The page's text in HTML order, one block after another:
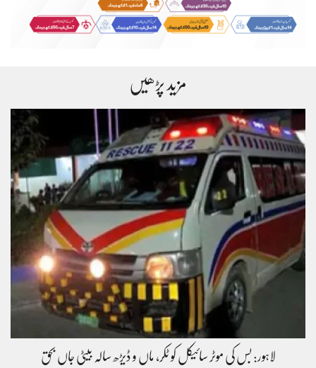
مزید پڑھیں
لاہور: بس کی موٹر سائیکل کو ٹکر، ماں و ڈیڑھ سالہ بیٹی جاں بحق